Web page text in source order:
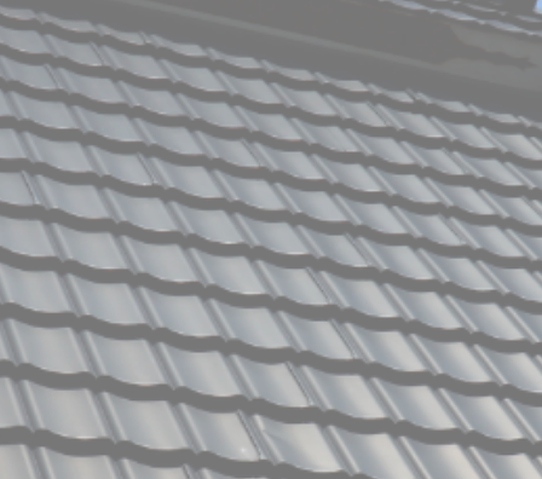
会社概要
当社の強み
業務内容
屋根工事
太陽光システム工事
Rテコラ敷設工事
ご依頼の前に